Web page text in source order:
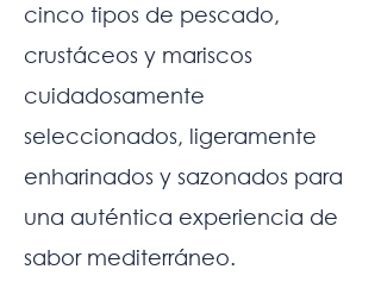
cinco tipos de pescado,
crustáceos y mariscos
cuidadosamente
seleccionados, ligeramente
enharinados y sazonados para
una auténtica experiencia de
sabor mediterráneo.